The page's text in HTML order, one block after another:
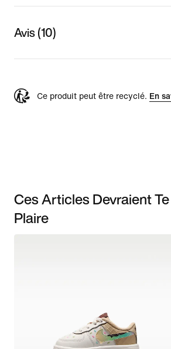
Avis (10)
Ce produit peut être recyclé. En
Ces Articles Devraient Te
Plaire